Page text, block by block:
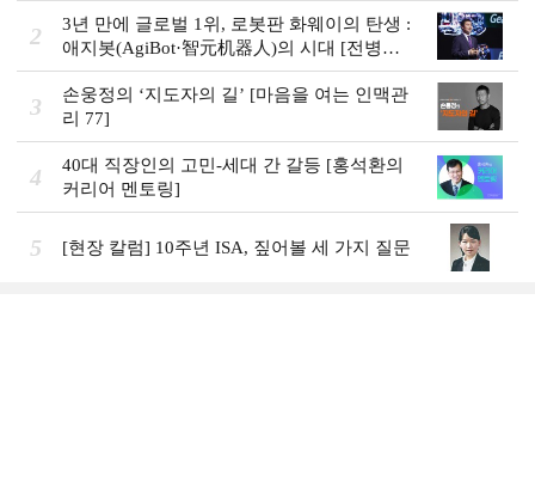
2
3년 만에 글로벌 1위, 로봇판 화웨이의 탄생 :
애지봇(AgiBot·智元机器人)의 시대 [전병서
의 中 첨단기업 리포트⑬]
3
손웅정의 ‘지도자의 길’ [마음을 여는 인맥관
리 77]
4
40대 직장인의 고민-세대 간 갈등 [홍석환의
커리어 멘토링]
5 [현장 칼럼] 10주년 ISA, 짚어볼 세 가지 질문